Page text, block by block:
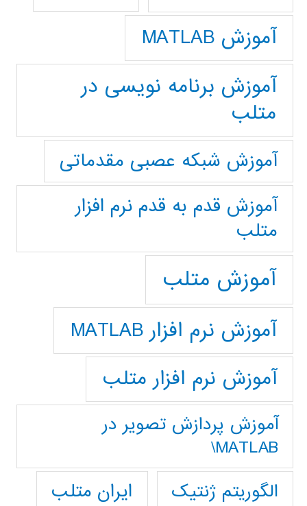
آموزش MATLAB
آموزش برنامه نویسی در
متلب
آموزش شبکه عصبی مقدماتی
آموزش قدم به قدم نرم افزار
متلب
آموزش متلب
آموزش نرم افزار MATLAB
آموزش نرم افزار متلب
آموزش پردازش تصوير در
MATLAB\
الگوریتم ژنتیک
ایران متلب